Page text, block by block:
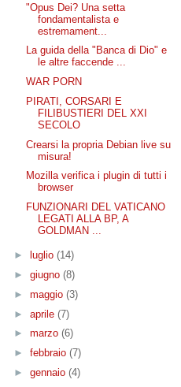
"Opus Dei? Una setta
fondamentalista e
estremament...
La guida della "Banca di Dio" e
le altre faccende ...
WAR PORN
PIRATI, CORSARI E
FILIBUSTIERI DEL XXI
SECOLO
Crearsi la propria Debian live su
misura!
Mozilla verifica i plugin di tutti i
browser
FUNZIONARI DEL VATICANO
LEGATI ALLA BP, A
GOLDMAN ...
► luglio (14)
► giugno (8)
► maggio (3)
► aprile (7)
► marzo (6)
► febbraio (7)
► gennaio (4)